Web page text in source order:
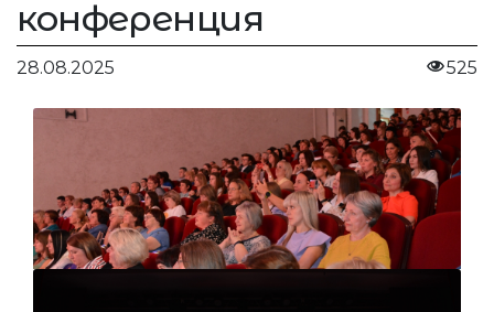
конференция
28.08.2025 525